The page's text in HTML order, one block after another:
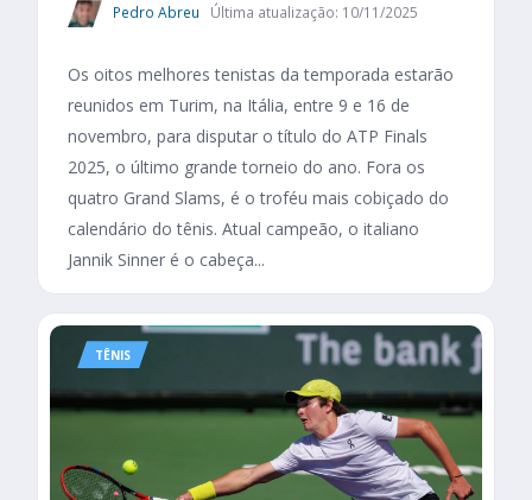
Pedro Abreu Última atualização: 10/11/2025
Os oitos melhores tenistas da temporada estarão
reunidos em Turim, na Itália, entre 9 e 16 de
novembro, para disputar o título do ATP Finals
2025, o último grande torneio do ano. Fora os
quatro Grand Slams, é o troféu mais cobiçado do
calendário do tênis. Atual campeão, o italiano
Jannik Sinner é o cabeça...
TÊNIS